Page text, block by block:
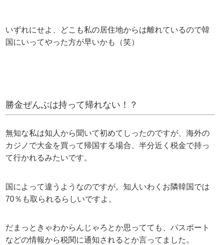
いずれにせよ、どこも私の居住地からは離れているので韓
国にいってやった方が早いかも（笑）
勝金ぜんぶは持って帰れない！？
無知な私は知人から聞いて初めてしったのですが、海外の
カジノで大金を買って帰国する場合、半分近く税金で持っ
て行かれるみたいです。
国によって違うようなのですが。知人いわくお隣韓国では
70％も取られるらしいですよ。
だまっときゃわからんじゃろとか思ってても、パスポート
などの情報から税関に通知されるとか言ってました。